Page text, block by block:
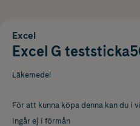
Excel
Excel G
Läkemedel
För att kunna köpa denna kan du i
Ingår ej i förmån